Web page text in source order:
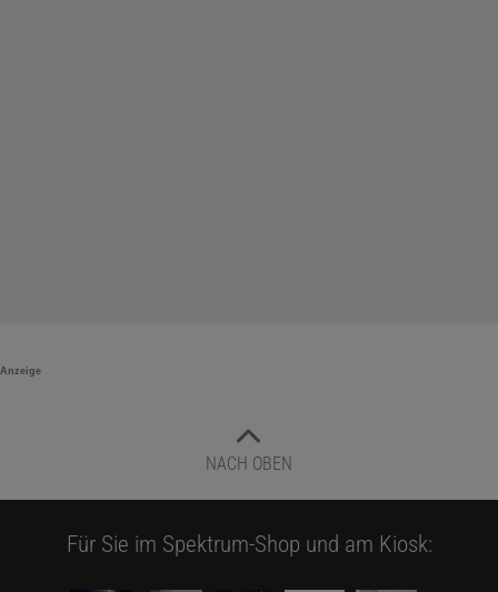
Anzeige
NACH OBEN
Für Sie im Spektrum-Shop und am Kiosk: